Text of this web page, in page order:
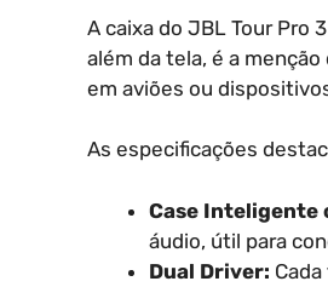
A caixa do JBL Tour Pro
além da tela, é a
em aviões ou
As especificações
Case Inteligente
áudio, útil para
Dual Driver: